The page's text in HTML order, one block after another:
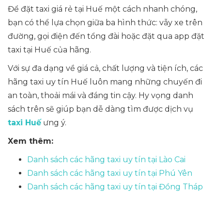
Để đặt taxi giá rẻ tại Huế một cách nhanh chóng,
bạn có thể lựa chọn giữa ba hình thức: vẫy xe trên
đường, gọi điện đến tổng đài hoặc đặt qua app đặt
taxi tại Huế của hãng.
Với sự đa dạng về giá cả, chất lượng và tiện ích, các
hãng taxi uy tín Huế luôn mang những chuyến đi
an toàn, thoải mái và đáng tin cậy. Hy vọng danh
sách trên sẽ giúp bạn dễ dàng tìm được dịch vụ
taxi Huếưng ý.
Xem thêm:
Danh sách các hãng taxi uy tín tại Lào Cai
Danh sách các hãng taxi uy tín tại Phú Yên
Danh sách các hãng taxi uy tín tại Đồng Tháp